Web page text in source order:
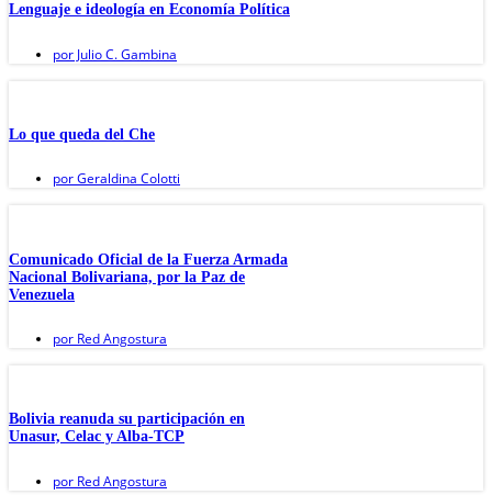
Lenguaje e ideología en Economía Política
por Julio C. Gambina
Lo que queda del Che
porGeraldina Colotti
Comunicado Oficial de la Fuerza Armada
Nacional Bolivariana, por la Paz de
Venezuela
por Red Angostura
Bolivia reanuda su participación en
Unasur, Celac y Alba-TCP
por Red Angostura